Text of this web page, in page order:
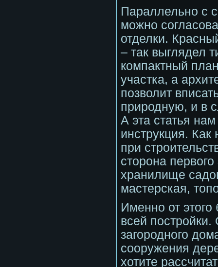
Параллельно с
можно
отделки.
– так выглядел
компактный
участка, а
позволит
природную, и в
А эта статья
инструкция. Как
при
сторона
хранилище
мастерская,
Именно от этого
всей
загородного
сооружения
хотите